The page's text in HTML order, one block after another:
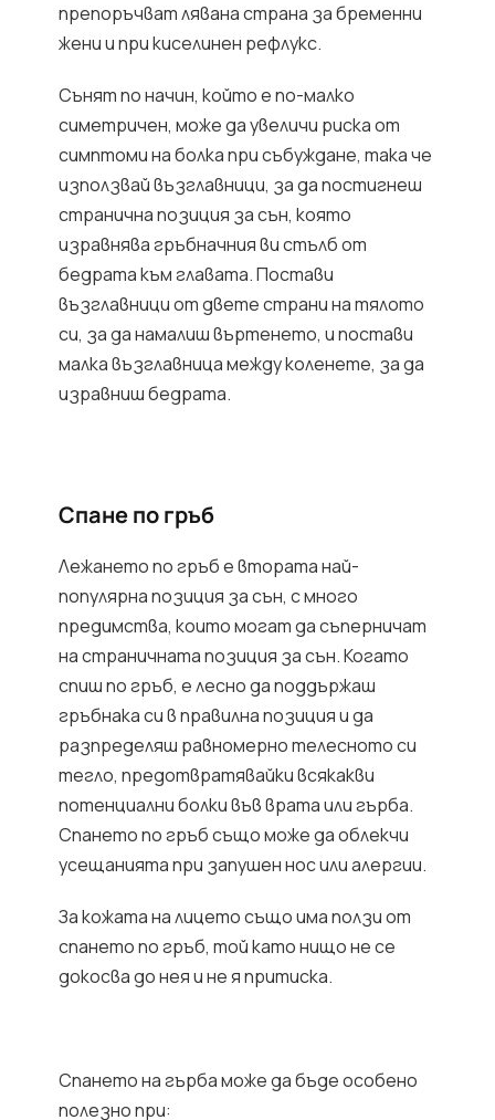
препоръчват лявана страна за бременни
жени и при киселинен рефлукс.
Сънят по начин, който е по-малко
симетричен, може да увеличи риска от
симптоми на болка при събуждане, така че
използвай възглавници, за да постигнеш
странична позиция за сън, която
изравнява гръбначния ви стълб от
бедрата към главата. Постави
възглавници от двете страни на тялото
си, за да намалиш въртенето, и постави
малка възглавница между коленете, за да
изравниш бедрата.
Спане по гръб
Лежането по гръб е втората най-
популярна позиция за сън, с много
предимства, които могат да съперничат
на страничната позиция за сън. Когато
спиш по гръб, е лесно да поддържаш
гръбнака си в правилна позиция и да
разпределяш равномерно телесното си
тегло, предотвратявайки всякакви
потенциални болки във врата или гърба.
Спането по гръб също може да облекчи
усещанията при запушен нос или алергии.
За кожата на лицето също има ползи от
спането по гръб, той като нищо не се
докосва до нея и не я притиска.
Спането на гърба може да бъде особено
полезно при: